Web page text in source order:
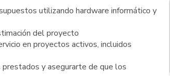
utilizando hardware informático y
del proyecto
en proyectos activos, incluidos
y asegurarte de que los